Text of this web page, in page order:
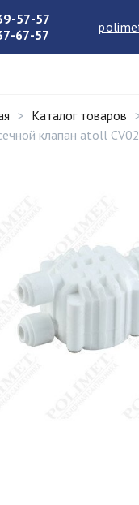
57-57
67-57
Каталог товаров
клапан atoll